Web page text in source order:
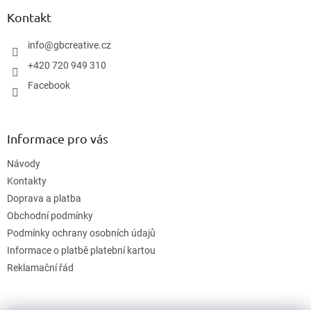
Kontakt
info@gbcreative.cz
+420 720 949 310
Facebook
Informace pro vás
Návody
Kontakty
Doprava a platba
Obchodní podmínky
Podmínky ochrany osobních údajů
Informace o platbě platební kartou
Reklamační řád